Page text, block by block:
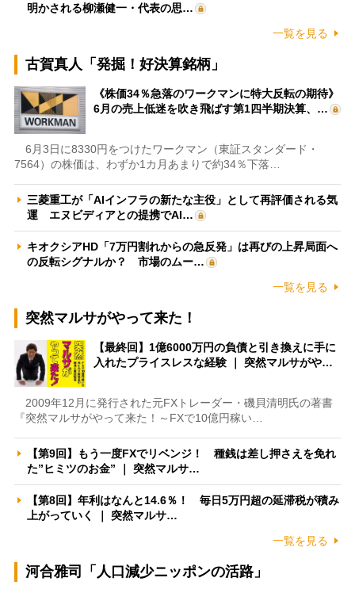
明かされる柳瀬健一・代表の思…
一覧を見る
古賀真人「発掘！好決算銘柄」
《株価34％急落のワークマンに特大反転の期待》
6月の売上低迷を吹き飛ばす第1四半期決算、…
6月3日に8330円をつけたワークマン（東証スタンダード・
7564）の株価は、わずか1カ月あまりで約34％下落…
三菱重工が「AIインフラの新たな主役」として再評価される気
運 エヌビディアとの提携でAI…
キオクシアHD「7万円割れからの急反発」は再びの上昇局面へ
の反転シグナルか？ 市場のムー…
一覧を見る
突然マルサがやって来た！
【最終回】1億6000万円の負債と引き換えに手に
入れたプライスレスな経験 ｜ 突然マルサがや…
2009年12月に発行された元FXトレーダー・磯貝清明氏の著書
『突然マルサがやって来た！～FXで10億円稼い…
【第9回】もう一度FXでリベンジ！ 種銭は差し押さえを免れ
た”ヒミツのお金” ｜ 突然マルサ…
【第8回】年利はなんと14.6％！ 毎日5万円超の延滞税が積み
上がっていく ｜ 突然マルサ…
一覧を見る
河合雅司「人口減少ニッポンの活路」